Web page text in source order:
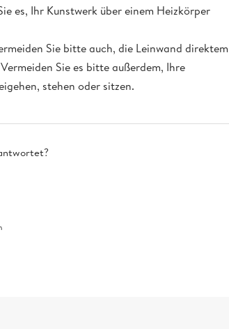
es, Ihr Kunstwerk über einem Heizkörper
Sie bitte auch, die Leinwand direktem
Sie es bitte außerdem, Ihre
stehen oder sitzen.